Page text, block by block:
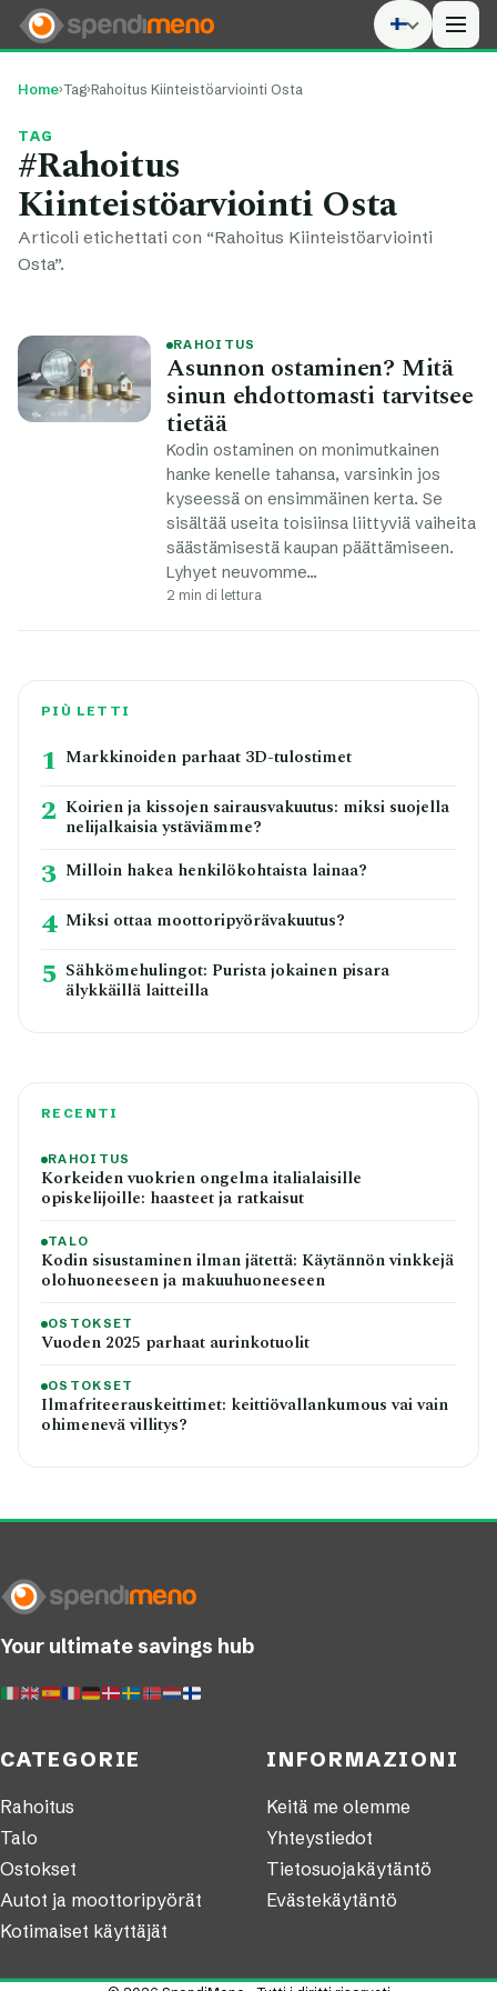
Home›Tag›Rahoitus Kiinteistöarviointi Osta
TAG
#Rahoitus
Kiinteistöarviointi Osta
Articoli etichettati con “Rahoitus Kiinteistöarviointi
Osta”.
RAHOITUS
Asunnon ostaminen? Mitä
sinun ehdottomasti tarvitsee
tietää
Kodin ostaminen on monimutkainen
hanke kenelle tahansa, varsinkin jos
kyseessä on ensimmäinen kerta. Se
sisältää useita toisiinsa liittyviä vaiheita
säästämisestä kaupan päättämiseen.
Lyhyet neuvomme…
2 min di lettura
PIÙ LETTI
1 Markkinoiden parhaat 3D-tulostimet
2 Koirien ja kissojen sairausvakuutus: miksi suojella
nelijalkaisia ystäviämme?
3 Milloin hakea henkilökohtaista lainaa?
4 Miksi ottaa moottoripyörävakuutus?
5 Sähkömehulingot: Purista jokainen pisara
älykkäillä laitteilla
RECENTI
RAHOITUS
Korkeiden vuokrien ongelma italialaisille
opiskelijoille: haasteet ja ratkaisut
TALO
Kodin sisustaminen ilman jätettä: Käytännön vinkkejä
olohuoneeseen ja makuuhuoneeseen
OSTOKSET
Vuoden 2025 parhaat aurinkotuolit
OSTOKSET
Ilmafriteerauskeittimet: keittiövallankumous vai vain
ohimenevä villitys?
Your ultimate savings hub
CATEGORIE
Rahoitus
Talo
Ostokset
Autot ja moottoripyörät
Kotimaiset käyttäjät
INFORMAZIONI
Keitä me olemme
Yhteystiedot
Tietosuojakäytäntö
Evästekäytäntö